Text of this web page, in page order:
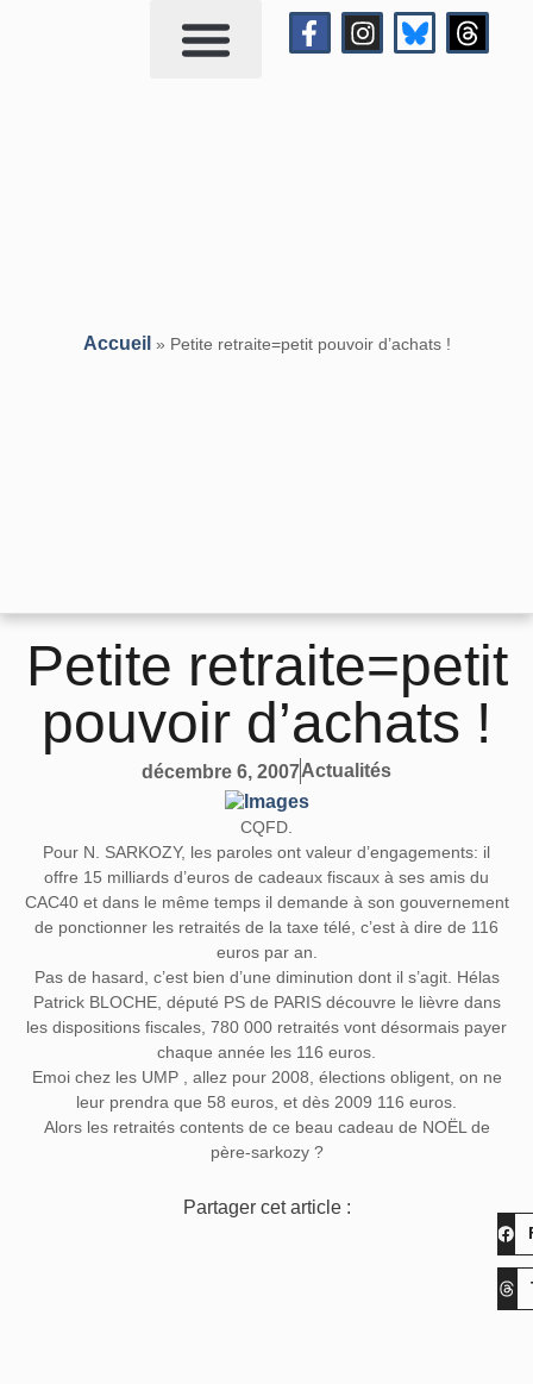
Accueil » Petite retraite=petit pouvoir d’achats !
Petite retraite=petit
pouvoir d’achats !
décembre 6, 2007Actualités
CQFD.
Pour N. SARKOZY, les paroles ont valeur d’engagements: il
offre 15 milliards d’euros de cadeaux fiscaux à ses amis du
CAC40 et dans le même temps il demande à son gouvernement
de ponctionner les retraités de la taxe télé, c’est à dire de 116
euros par an.
Pas de hasard, c’est bien d’une diminution dont il s’agit. Hélas
Patrick BLOCHE, député PS de PARIS découvre le lièvre dans
les dispositions fiscales, 780 000 retraités vont désormais payer
chaque année les 116 euros.
Emoi chez les UMP , allez pour 2008, élections obligent, on ne
leur prendra que 58 euros, et dès 2009 116 euros.
Alors les retraités contents de ce beau cadeau de NOËL de
père-sarkozy ?
Partager cet article :